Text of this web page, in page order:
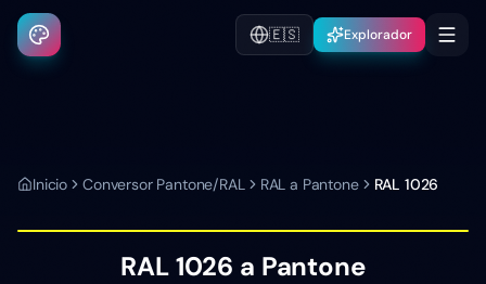
🇪🇸 Explorador
Inicio Conversor Pantone/RAL RAL a Pantone RAL 1026
RAL 1026 a Pantone